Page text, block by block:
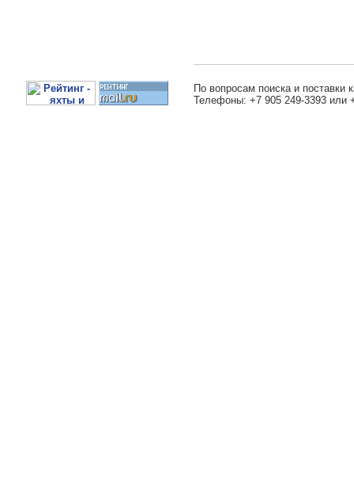
По вопросам поиска и поставки
Телефоны: +7 905 249-3393 или